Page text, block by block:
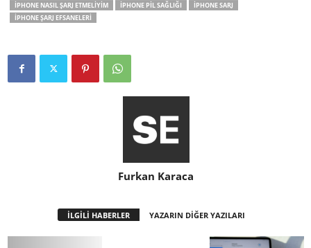
IPHONE NASIL ŞARJ ETMELIYIM
IPHONE PIL SAĞLIĞI
IPHONE SARJ
IPHONE ŞARJ EFSANELERI
Furkan Karaca
İLGİLİ HABERLER YAZARIN DİĞER YAZILARI